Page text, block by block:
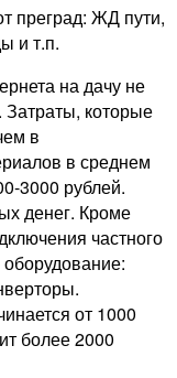
преград: ЖД пути,
и т.п.
на дачу не
Затраты, которые
в
в среднем
3000 рублей.
денег. Кроме
частного
от 1000
более 2000